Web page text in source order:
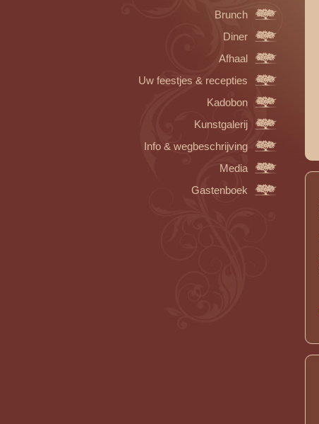
Brunch
Diner
Afhaal
Uw feestjes & recepties
Kadobon
Kunstgalerij
Info & wegbeschrijving
Media
Gastenboek